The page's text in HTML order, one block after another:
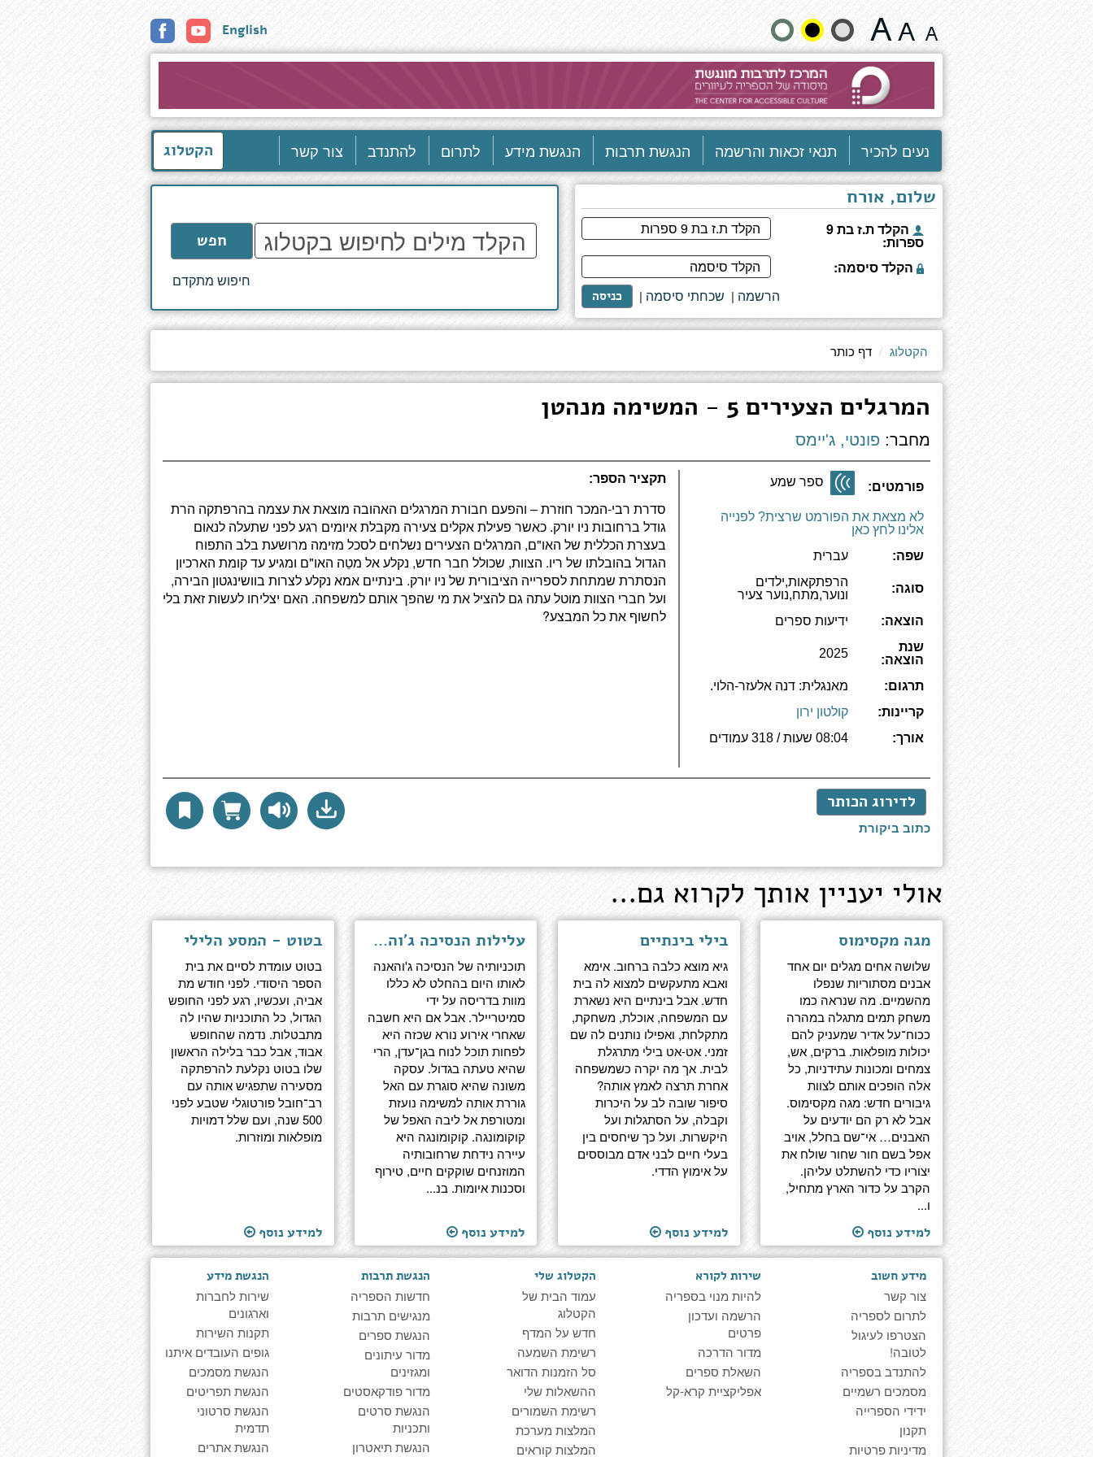
הצעירים
5
שנה
גודל
וצבעים:
English
נעים להכיר תנאי זכאות והרשמה הנגשת תרבות הנגשת מידע לתרום להתנדב צור קשר הקטלוג
שלום, אורח
הקלד ת.ז בת 9
ספרות:
הקלד סיסמה:
כניסה | שכחתי סיסמה | הרשמה
הקלד
מילים
לחיפוש
חפש
חיפוש מתקדם
הקטלוג דף כותר
המרגלים הצעירים 5 - המשימה מנהטן
מחבר: פונטי, ג'יימס
פורמטים: ספר שמע
לא מצאת את הפורמט שרצית? לפנייה
אלינו לחץ כאן
שפה:
עברית
סוגה:
הרפתקאות,ילדים
ונוער,מתח,נוער צעיר
הוצאה:
ידיעות ספרים
שנת
הוצאה:
2025
תרגום:
מאנגלית: דנה אלעזר-הלוי.
קריינות:
קולטון ירון
אורך:
08:04 שעות / 318 עמודים
תקציר הספר:
סדרת רבי-המכר חוזרת – והפעם חבורת המרגלים האהובה מוצאת את עצמה בהרפתקה הרת
גודל ברחובות ניו יורק. כאשר פעילת אקלים צעירה מקבלת איומים רגע לפני שתעלה לנאום
בעצרת הכללית של האו"ם, המרגלים הצעירים נשלחים לסכל מזימה מרושעת בלב התפוח
הגדול בהובלתו של ריו. הצוות, שכולל חבר חדש, נקלע אל מטֵה האו"ם ומגיע עד קומת הארכיון
הנסתרת שמתחת לספרייה הציבורית של ניו יורק. בינתיים אמא נקלע לצרות בוושינגטון הבירה,
ועל חברי הצוות מוטל עתה גם להציל את מי שהפך אותם למשפחה. האם יצליחו לעשות זאת בלי
לחשוף את כל המבצע?
לדירוג הכותר
כתוב ביקורת
אולי יעניין אותך לקרוא גם...
מגה מקסימוס
שלושה אחים מגלים יום אחד
אבנים מסתוריות שנפלו
מהשמיים. מה שנראה כמו
משחק תמים מתגלה במהרה
ככוח־על אדיר שמעניק להם
יכולות מופלאות. ברקים, אש,
צמחים ומכונות עתידניות, כל
אלה הופכים אותם לצוות
גיבורים חדש: מגה מקסימוס.
אבל לא רק הם יודעים על
האבנים… אי־שם בחלל, אויב
אפל בשם חור שחור שולח את
יצוריו כדי להשתלט עליהן.
הקרב על כדור הארץ מתחיל,
ו...
למידע נוסף
בילי בינתיים
גיא מוצא כלבה ברחוב. אימא
ואבא מתעקשים למצוא לה בית
חדש. אבל בינתיים היא נשארת
עם המשפחה, אוכלת, משחקת,
מתקלחת, ואפילו נותנים לה שם
זמני. אט-אט בילי מתרגלת
לבית. אך מה יקרה כשמשפחה
אחרת תרצה לאמץ אותה?
סיפור שובה לב על היכרות
וקבלה, על הסתגלות ועל
היקשרות. ועל כך שיחסים בין
בעלי חיים לבני אדם מבוססים
על אימוץ הדדי.
למידע נוסף
עלילות הנסיכה ג'והאנה בקוקומונגה 2
תוכניותיה של הנסיכה ג'והאנה
לאותו היום בהחלט לא כללו
מוות בדריסה על ידי
סמיטריילר. אבל אם היא חשבה
שאחרי אירוע נורא שכזה היא
לפחות תוכל לנוח בגן־עדן, הרי
שהיא טעתה בגדול. עסקה
משונה שהיא סוגרת עם האל
גוררת אותה למשימה נועזת
ומטורפת אל ליבה האפל של
קוקומונגה. קוקומונגה היא
עיירה נידחת שרחובותיה
המוזנחים שוקקים חיים, טירוף
וסכנות איומות. בנ...
למידע נוסף
בטוט - המסע הלילי
בטוט עומדת לסיים את בית
הספר היסודי. לפני חודש מת
אביה, ועכשיו, רגע לפני החופש
הגדול, כל התוכניות שהיו לה
מתבטלות. נדמה שהחופש
אבוד, אבל כבר בלילה הראשון
שלו בטוט נקלעת להרפתקה
מסעירה שתפגיש אותה עם
רב־חובל פורטוגלי שטבע לפני
500 שנה, ועם שלל דמויות
מופלאות ומוזרות.
למידע נוסף
מידע חשוב
צור קשר
לתרום לספריה
הצטרפו לעיגול
לטובה!
להתנדב בספריה
מסמכים רשמיים
ידידי הספרייה
תקנון
מדיניות פרטיות
שירות לקורא
להיות מנוי בספריה
הרשמה ועדכון
פרטים
מדור הדרכה
השאלת ספרים
אפליקציית קרא-קל
הקטלוג שלי
עמוד הבית של
הקטלוג
חדש על המדף
רשימת השמעה
סל הזמנות הדואר
ההשאלות שלי
רשימת השמורים
המלצות מערכת
המלצות קוראים
הנגשת תרבות
חדשות הספריה
מנגישים תרבות
הנגשת ספרים
מדור עיתונים
ומגזינים
מדור פודקאסטים
הנגשת סרטים
ותכניות
הנגשת תיאטרון
הנגשת מידע
שירות לחברות
וארגונים
תקנות השירות
גופים העובדים איתנו
הנגשת מסמכים
הנגשת תפריטים
הנגשת סרטוני
תדמית
הנגשת אתרים